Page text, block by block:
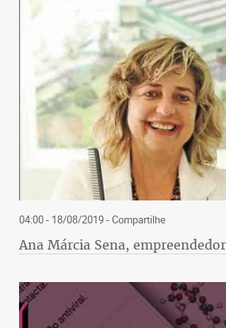
04:00 - 18/08/2019- Compartilhe
Ana Márcia Sena,